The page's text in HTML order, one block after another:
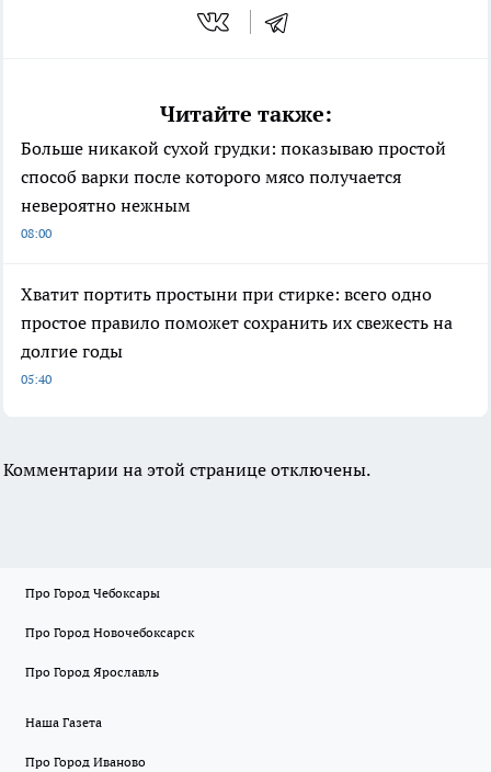
Читайте также:
Больше никакой сухой грудки: показываю простой
способ варки после которого мясо получается
невероятно нежным
08:00
Хватит портить простыни при стирке: всего одно
простое правило поможет сохранить их свежесть на
долгие годы
05:40
Комментарии на этой странице отключены.
Про Город Чебоксары
Про Город Новочебоксарск
Про Город Ярославль
Наша Газета
Про Город Иваново